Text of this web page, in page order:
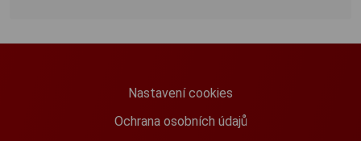
Nastavení cookies
Ochrana osobních údajů